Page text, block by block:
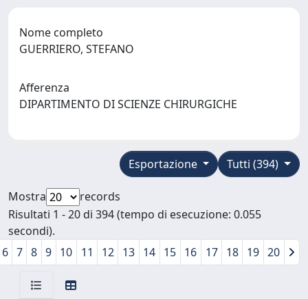
Nome completo
GUERRIERO, STEFANO
Afferenza
DIPARTIMENTO DI SCIENZE CHIRURGICHE
Tutti (394)
Esportazione
Mostra
records
Risultati 1 - 20 di 394 (tempo di esecuzione: 0.055
secondi).
6 7 8 9 10 11 12 13 14 15 16 17 18 19 20